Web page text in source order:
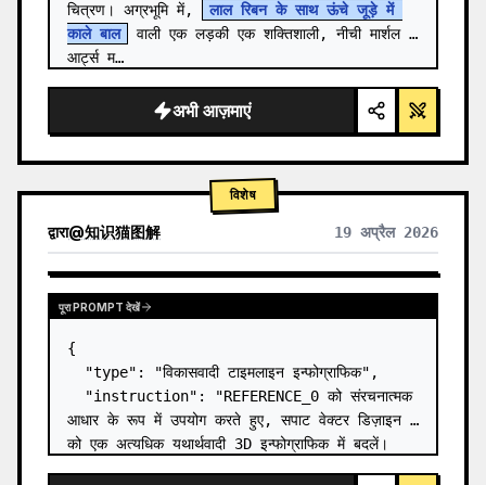
चित्रण। अग्रभूमि में,
लाल रिबन के साथ ऊंचे जूड़े में
काले बाल
वाली एक लड़की एक शक्तिशाली, नीची मार्शल
आर्ट्स म…
अभी आज़माएं
विशेष
द्वारा@知识猫图解 19 अप्रैल 2026
पूरा PROMPT देखें
{
  "type": "विकासवादी टाइमलाइन इन्फोग्राफिक",
  "instruction": "REFERENCE_0 को संरचनात्मक
आधार के रूप में उपयोग करते हुए, सपाट वेक्टर डिज़ाइन
को एक अत्यधिक यथार्थवादी 3D इन्फोग्राफिक में बदलें।